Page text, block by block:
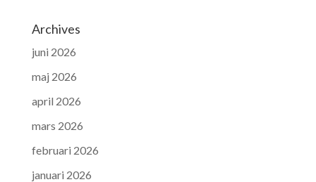
Archives
juni 2026
maj 2026
april 2026
mars 2026
februari 2026
januari 2026